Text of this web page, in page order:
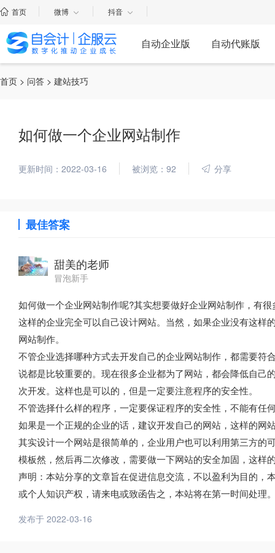
首页 微博 抖音
自动企业版 自动代账版
首页 > 问答 > 建站技巧
如何做一个企业网站制作
更新时间：2022-03-16 被浏览：92 分享
最佳答案
甜美的老师
冒泡新手
如何做一个企业网站制作呢?其实想要做好企业网站制作，有
这样的企业完全可以自己设计网站。当然，如果企业没有这
网站制作。
不管企业选择哪种方式去开发自己的企业网站制作，都需要
说都是比较重要的。现在很多企业都为了网站，都会降低自
次开发。这样也是可以的，但是一定要注意程序的安全性。
不管选择什么样的程序，一定要保证程序的安全性，不能有
如果是一个正规的企业的话，建议开发自己的网站，这样的网
其实设计一个网站是很简单的，企业用户也可以利用第三方
模板然，然后再二次修改，需要做一下网站的安全加固，这样
声明：本站分享的文章旨在促进信息交流，不以盈利为目的
或个人知识产权，请来电或致函告之，本站将在第一时间处理
发布于 2022-03-16